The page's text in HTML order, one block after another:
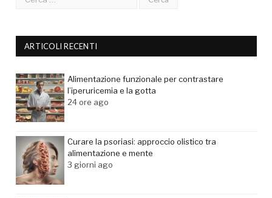
ARTICOLI RECENTI
Alimentazione funzionale per contrastare
l’iperuricemia e la gotta
24 ore ago
Curare la psoriasi: approccio olistico tra
alimentazione e mente
3 giorni ago